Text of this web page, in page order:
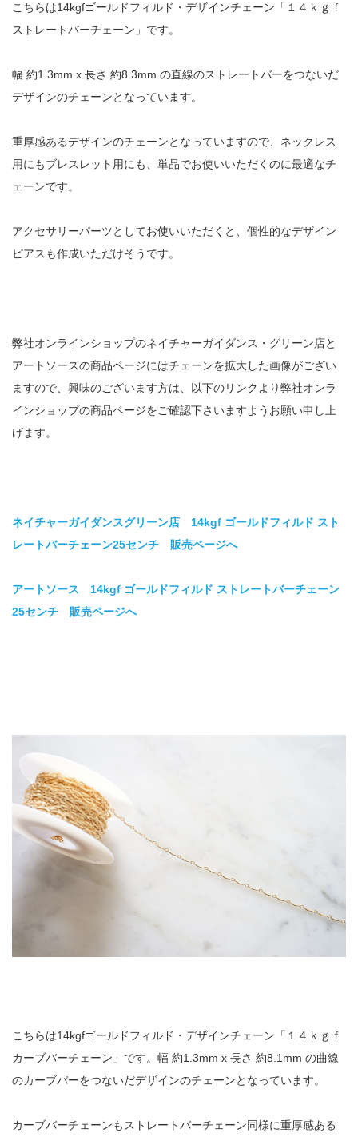
こちらは14kgfゴールドフィルド・デザインチェーン「１４ｋｇｆ
ストレートバーチェーン」です。
幅 約1.3mm x 長さ 約8.3mm の直線のストレートバーをつないだ
デザインのチェーンとなっています。
重厚感あるデザインのチェーンとなっていますので、ネックレス
用にもブレスレット用にも、単品でお使いいただくのに最適なチ
ェーンです。
アクセサリーパーツとしてお使いいただくと、個性的なデザイン
ピアスも作成いただけそうです。
弊社オンラインショップのネイチャーガイダンス・グリーン店と
アートソースの商品ページにはチェーンを拡大した画像がござい
ますので、興味のございます方は、以下のリンクより弊社オンラ
インショップの商品ページをご確認下さいますようお願い申し上
げます。
ネイチャーガイダンスグリーン店 14kgf ゴールドフィルド スト
レートバーチェーン25センチ 販売ページへ
アートソース 14kgf ゴールドフィルド ストレートバーチェーン
25センチ 販売ページへ
こちらは14kgfゴールドフィルド・デザインチェーン「１４ｋｇｆ
カーブバーチェーン」です。幅 約1.3mm x 長さ 約8.1mm の曲線
のカーブバーをつないだデザインのチェーンとなっています。
カーブバーチェーンもストレートバーチェーン同様に重厚感ある